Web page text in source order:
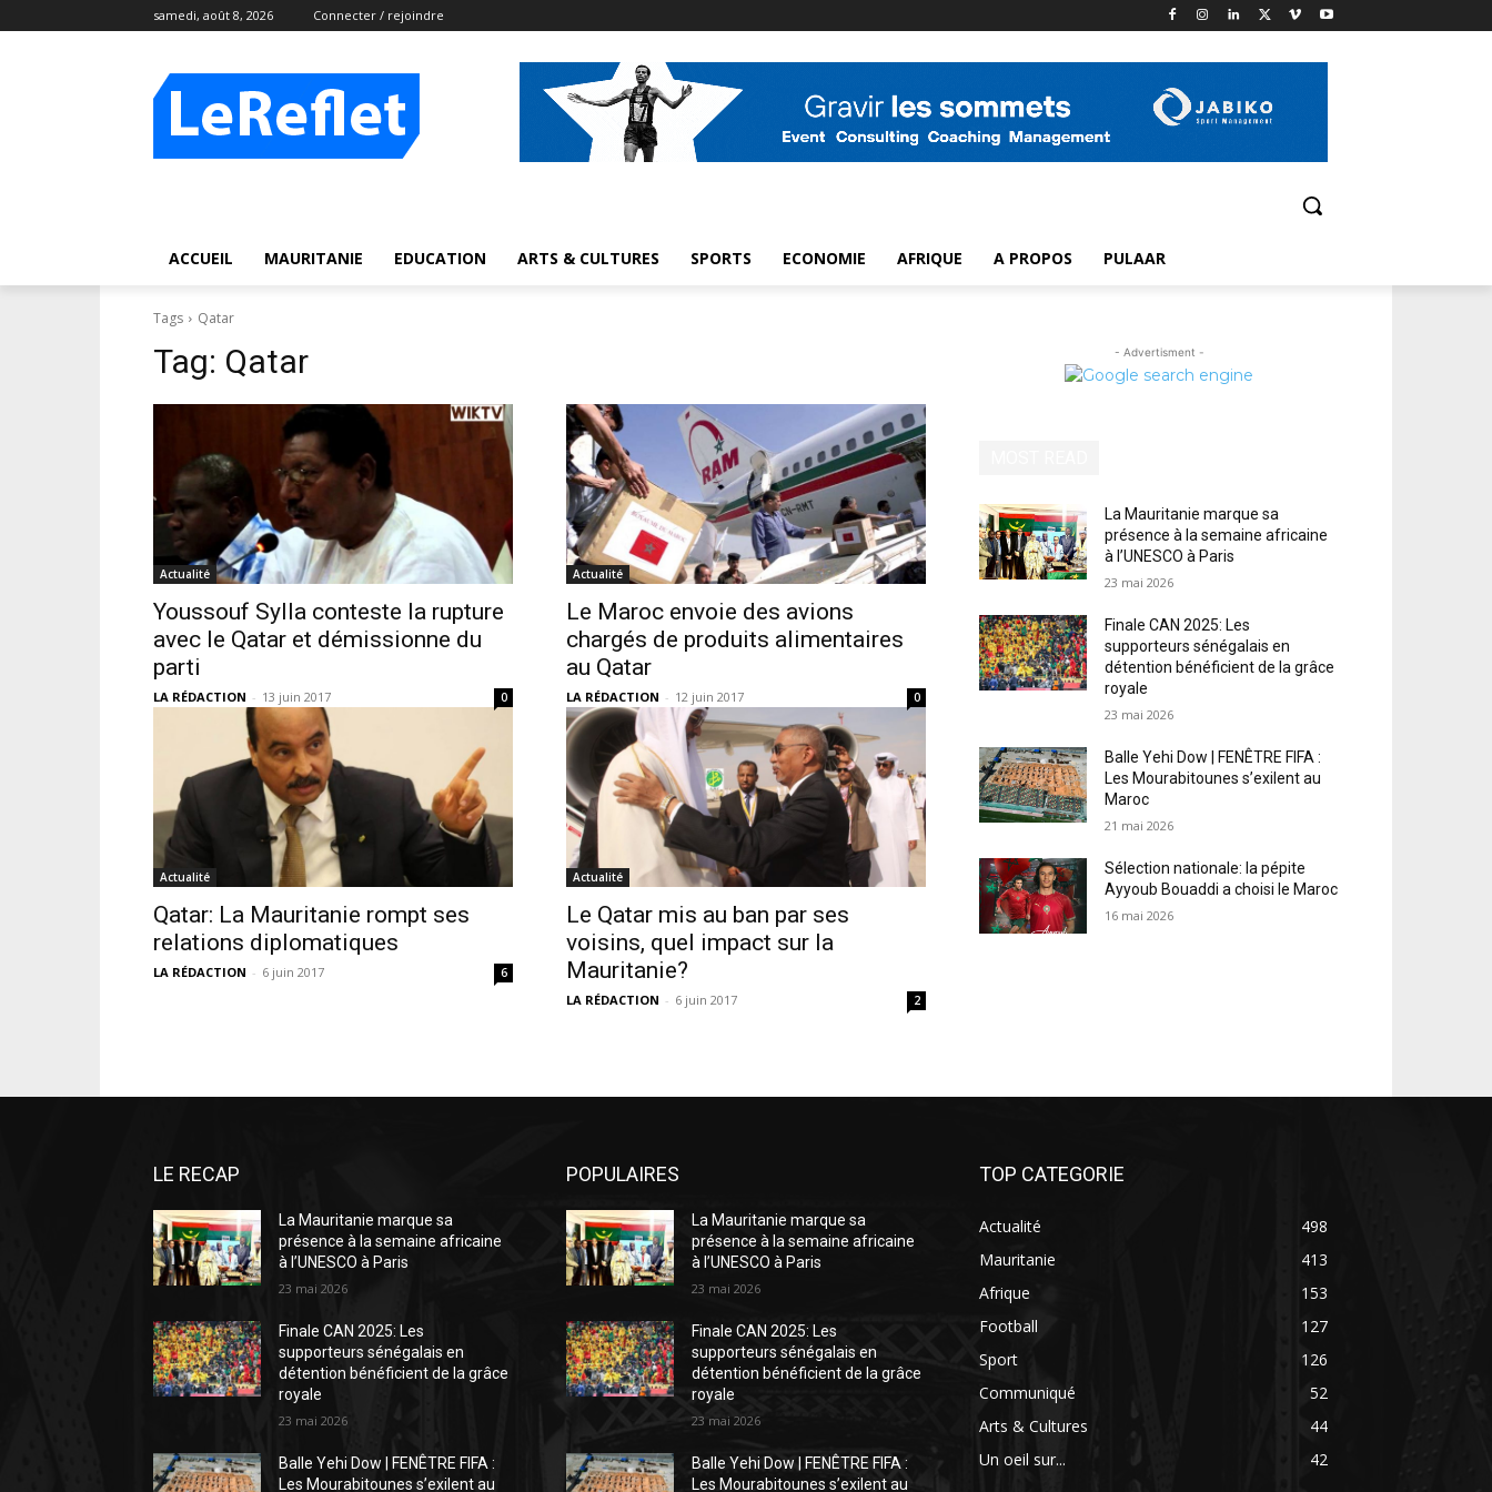
samedi, août 8, 2026 Connecter / rejoindre
ACCUEIL MAURITANIE EDUCATION ARTS & CULTURES SPORTS ECONOMIE AFRIQUE A PROPOS PULAAR
Tags Qatar
Tag: Qatar
Actualité
Youssouf Sylla conteste la rupture
avec le Qatar et démissionne du
parti
LA RÉDACTION - 13 juin 2017 0
Actualité
Le Maroc envoie des avions
chargés de produits alimentaires
au Qatar
LA RÉDACTION - 12 juin 2017 0
Actualité
Qatar: La Mauritanie rompt ses
relations diplomatiques
LA RÉDACTION - 6 juin 2017 6
Actualité
Le Qatar mis au ban par ses
voisins, quel impact sur la
Mauritanie?
LA RÉDACTION - 6 juin 2017 2
- Advertisment -
La Mauritanie marque sa
présence à la semaine africaine
à l’UNESCO à Paris
23 mai 2026
Finale CAN 2025: Les
supporteurs sénégalais en
détention bénéficient de la grâce
royale
23 mai 2026
Balle Yehi Dow | FENÊTRE FIFA :
Les Mourabitounes s’exilent au
Maroc
21 mai 2026
Sélection nationale: la pépite
Ayyoub Bouaddi a choisi le Maroc
16 mai 2026
LE RECAP
La Mauritanie marque sa
présence à la semaine africaine
à l’UNESCO à Paris
23 mai 2026
Finale CAN 2025: Les
supporteurs sénégalais en
détention bénéficient de la grâce
royale
23 mai 2026
Balle Yehi Dow | FENÊTRE FIFA :
Les Mourabitounes s’exilent au
POPULAIRES
La Mauritanie marque sa
présence à la semaine africaine
à l’UNESCO à Paris
23 mai 2026
Finale CAN 2025: Les
supporteurs sénégalais en
détention bénéficient de la grâce
royale
23 mai 2026
Balle Yehi Dow | FENÊTRE FIFA :
Les Mourabitounes s’exilent au
TOP CATEGORIE
Actualité
498
Mauritanie
413
Afrique
153
Football
127
Sport
126
Communiqué
52
Arts & Cultures
44
Un oeil sur...
42